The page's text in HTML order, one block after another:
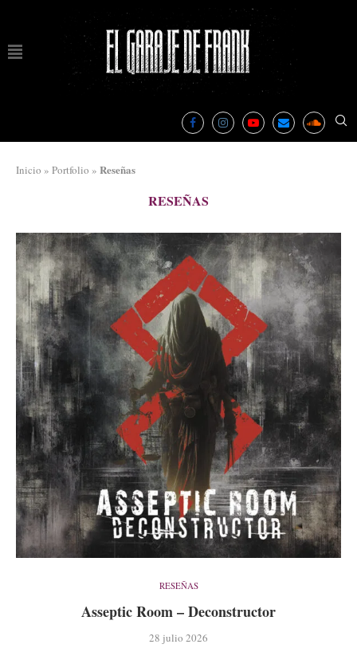
Inicio » Portfolio » Reseñas
RESEÑAS
RESEÑAS
Asseptic Room – Deconstructor
28 julio 2026